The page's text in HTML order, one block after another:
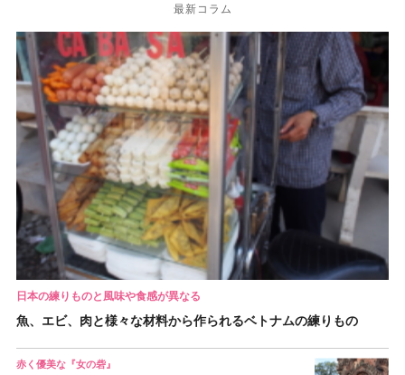
最新コラム
日本の練りものと風味や食感が異なる
魚、エビ、肉と様々な材料から作られるベトナムの練りもの
赤く優美な『女の砦』